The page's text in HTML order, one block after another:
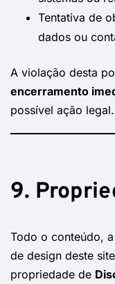
Tentativa de
dados ou
A violação desta
encerramento
possível ação legal.
9.
Todo o conteúdo,
de design deste
propriedade de